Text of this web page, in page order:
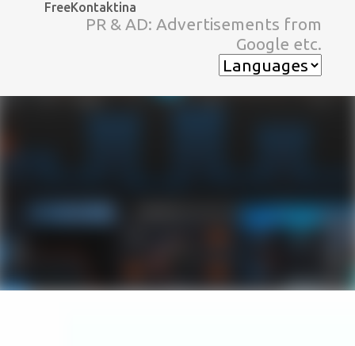
スキップしてメイン コンテンツに移動
FreeKontaktina
PR & AD: Advertisements from
Google etc.